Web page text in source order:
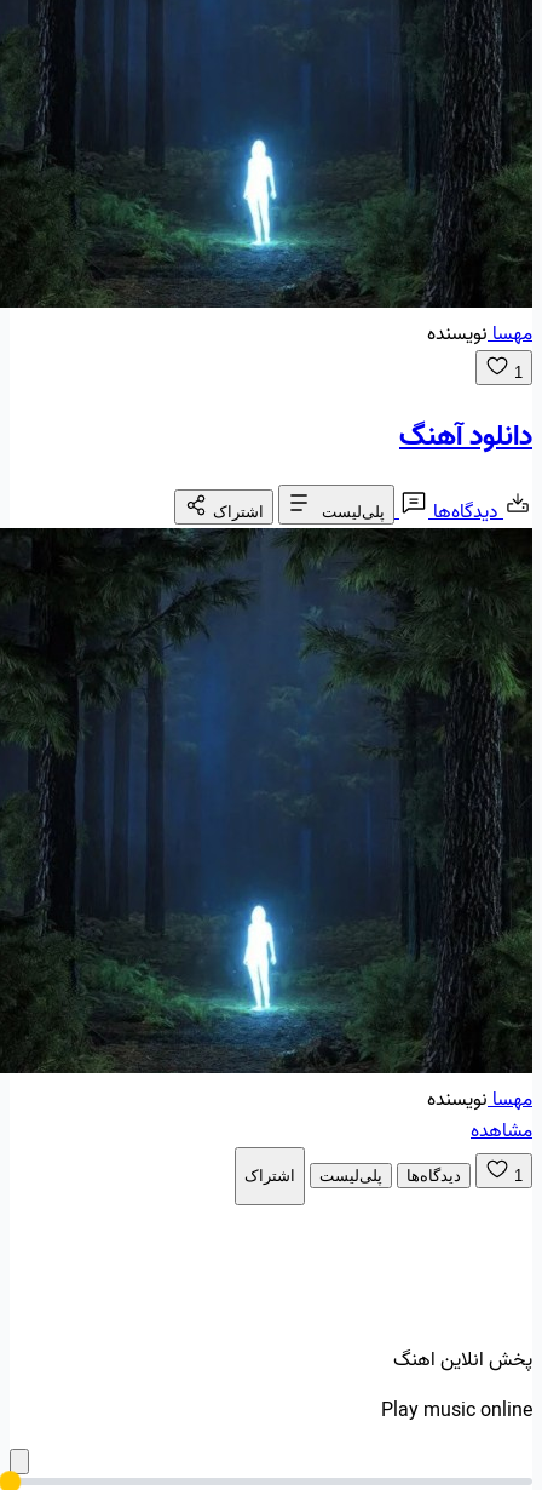
مهسانویسنده
1
دانلود آهنگ
دیدگاه‌ها پلی‌لیست اشتراک
مهسانویسنده
مشاهده
1 دیدگاه‌ها پلی‌لیست اشتراک
پخش انلاین اهنگ
Play music online